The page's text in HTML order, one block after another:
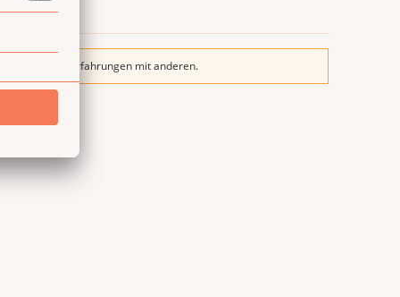
teile deine Erfahrungen mit anderen.